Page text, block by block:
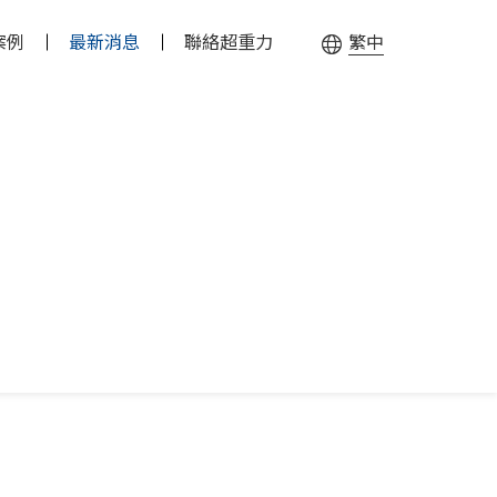
例 最新消息 聯絡超重力 繁中